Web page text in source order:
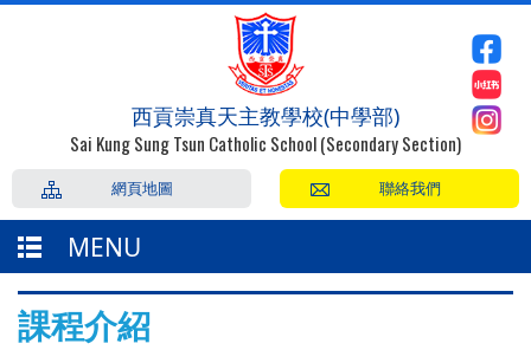
西貢崇真天主教學校(中學部)
Sai Kung Sung Tsun Catholic School (Secondary Section)
聯絡我們
網頁地圖
MENU
課程介紹